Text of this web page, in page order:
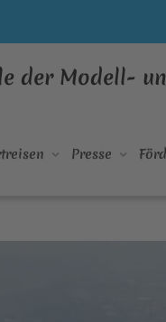
der Modell-
Presse